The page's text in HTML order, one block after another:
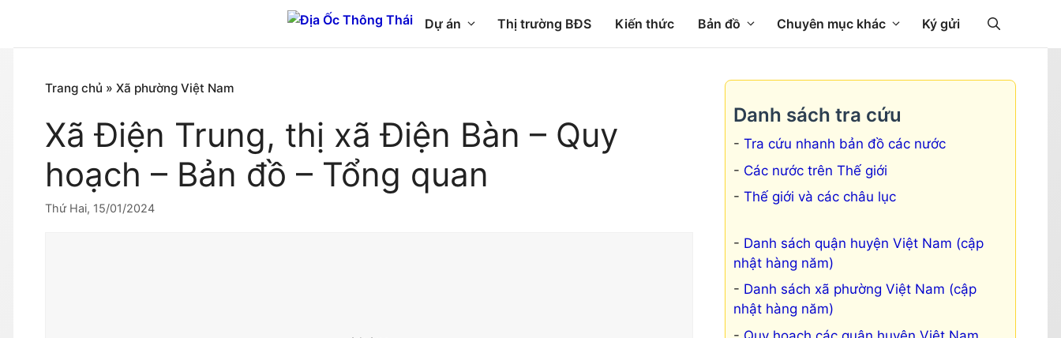
nội
Dự án Thị trường BĐS Kiến thức Bản đồ Chuyên mục khác Ký gửi
Trang chủ » Xã phường Việt Nam
Xã Điện Trung, thị xã Điện Bàn – Quy
hoạch – Bản đồ – Tổng quan
Thứ Hai, 15/01/2024
Danh sách tra cứu
Tra cứu nhanh bản đồ các nước
Các nước trên Thế giới
Thế giới và các châu lục
Danh sách quận huyện Việt Nam (cập
nhật hàng năm)
Danh sách xã phường Việt Nam (cập
nhật hàng năm)